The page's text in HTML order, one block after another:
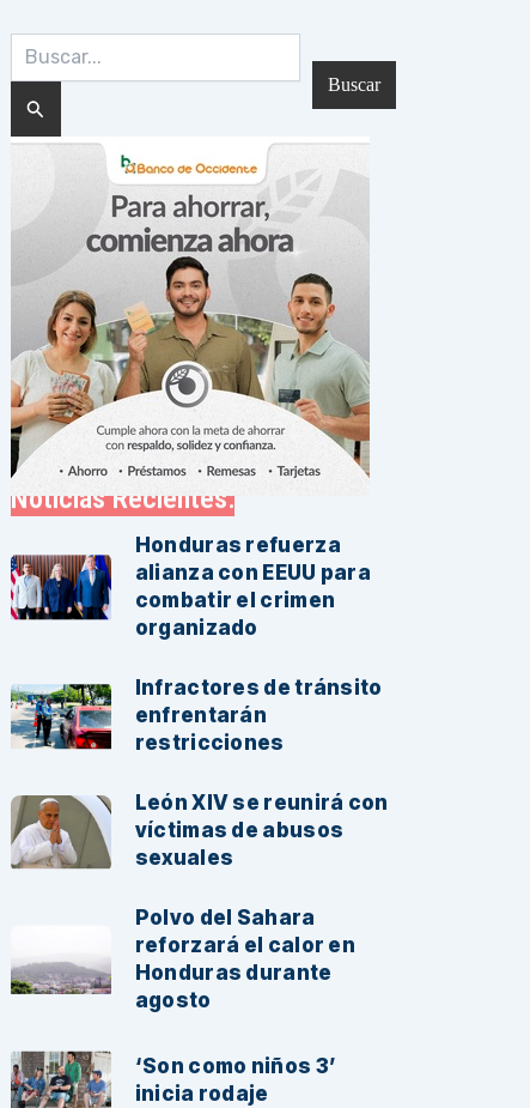
por:
Noticias Recientes:Honduras refuerza
alianza con EEUU para
combatir el crimen
organizado
Infractores de tránsito
enfrentarán
restricciones
León XIV se reunirá con
víctimas de abusos
sexuales
Polvo del Sahara
reforzará el calor en
Honduras durante
agosto
‘Son como niños 3’
inicia rodaje